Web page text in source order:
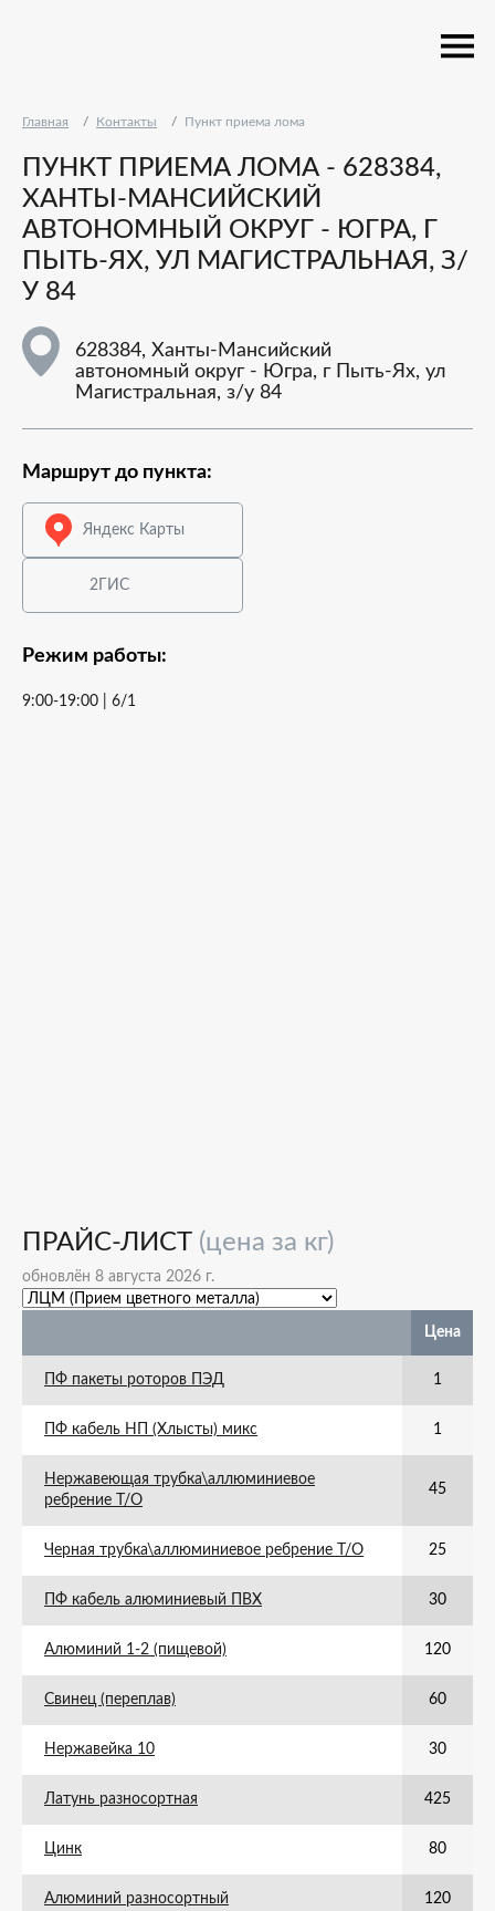
Главная Контакты Пункт приема лома
ПУНКТ ПРИЕМА ЛОМА - 628384,
ХАНТЫ-МАНСИЙСКИЙ
АВТОНОМНЫЙ ОКРУГ - ЮГРА, Г
ПЫТЬ-ЯХ, УЛ МАГИСТРАЛЬНАЯ, З/
У 84
628384, Ханты-Мансийский
автономный округ - Югра, г Пыть-Ях, ул
Магистральная, з/у 84
Маршрут до пункта:
Яндекс Карты
2ГИС
Режим работы:
9:00-19:00 | 6/1
ПРАЙС-ЛИСТ (цена за кг)
обновлён 8 августа 2026 г.
Цена
ПФ пакеты роторов ПЭД 1
ПФ кабель НП (Хлысты) микс 1
Нержавеющая трубка\аллюминиевое
ребрение Т/О
45
Черная трубка\аллюминиевое ребрение Т/О 25
ПФ кабель алюминиевый ПВХ 30
Алюминий 1-2 (пищевой) 120
Свинец (переплав) 60
Нержавейка 10 30
Латунь разносортная 425
Цинк 80
Алюминий разносортный 120